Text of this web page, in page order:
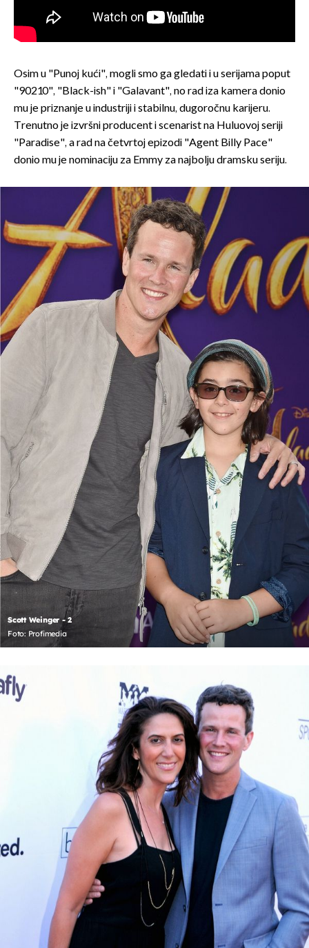
Osim u "Punoj kući", mogli smo ga gledati i u serijama poput
"90210", "Black-ish" i "Galavant", no rad iza kamera donio
mu je priznanje u industriji i stabilnu, dugoročnu karijeru.
Trenutno je izvršni producent i scenarist na Huluovoj seriji
"Paradise", a rad na četvrtoj epizodi "Agent Billy Pace"
donio mu je nominaciju za Emmy za najbolju dramsku seriju.
Scott Weinger - 2
Foto: Profimedia